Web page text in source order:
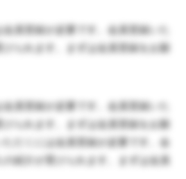
会員登録が必要です。会員登録いた
けられます。まずは会員登録をお願
会員登録が必要です。会員登録いた
けられます。まずは会員登録をお願
ただくには会員登録が必要です。会
紹介が受けられます。まずは会員